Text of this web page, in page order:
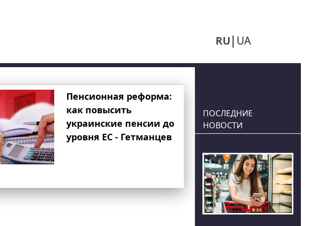
RU UA
Пенсионная реформа:
как повысить
украинские пенсии до
уровня ЕС - Гетманцев
ПОСЛЕДНИЕ
НОВОСТИ